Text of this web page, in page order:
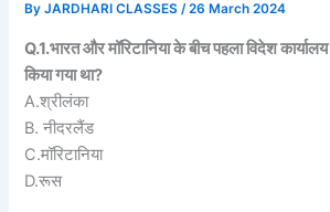
ByJARDHARI CLASSES/26 March 2024
Q.1.भारत और मॉरिटानिया के बीच पहला विदेश
किया गया था?
A.श्रीलंका
B. नीदरलैंड
C.मॉरिटानिया
D.रूस